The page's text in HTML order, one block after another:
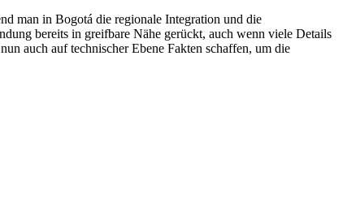
man in Bogotá die regionale Integration und die
bereits in greifbare Nähe gerückt, auch wenn viele Details
auch auf technischer Ebene Fakten schaffen, um die